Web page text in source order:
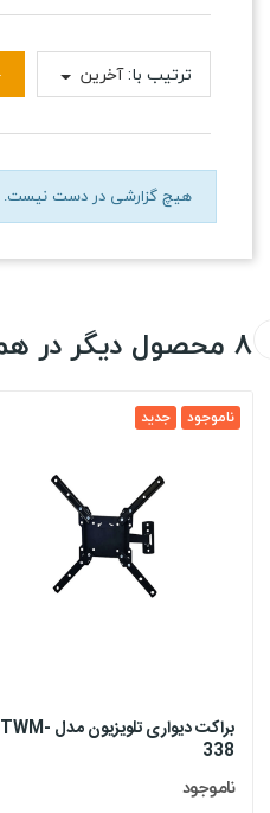
ترتیب با:آخرین
هیچ گزارشی در دست نیست.
8 محصول دیگر در همین شاخه:
جدید ناموجود
براکت دیواری تلویزیون مدل TWM-
338
ناموجود